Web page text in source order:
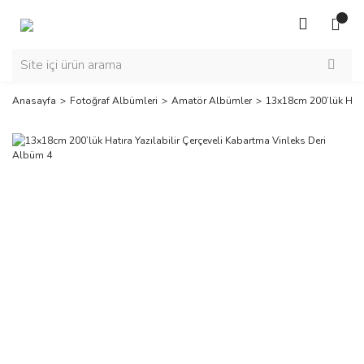
Anasayfa Fotoğraf Albümleri Amatör Albümler 13x18cm 200’lük